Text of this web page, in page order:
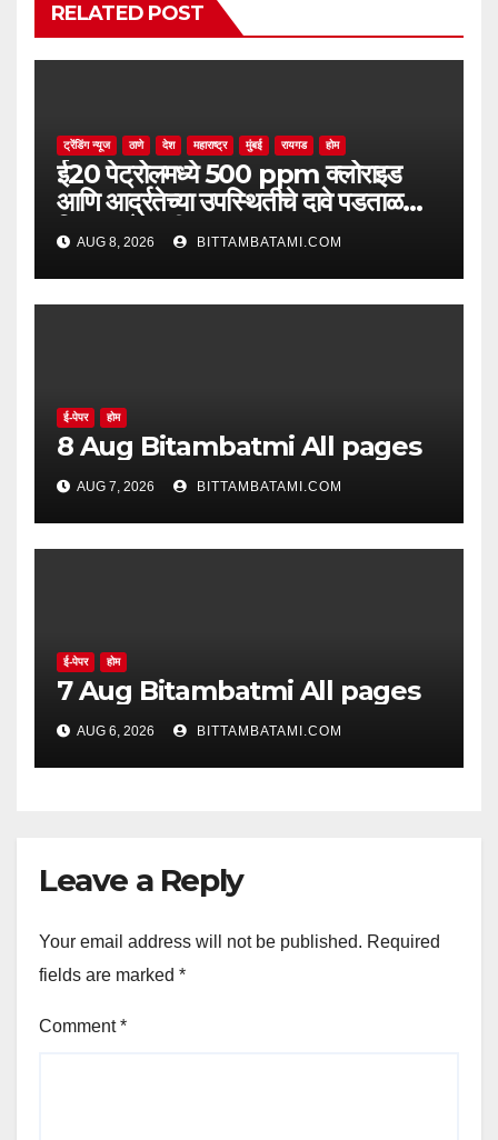
RELATED POST
ट्रेंडिंग न्यूज ठाणे देश महाराष्ट्र मुंबई रायगड होम
ई20 पेट्रोलमध्ये 500 ppm क्लोराइड
आणि आर्द्रतेच्या उपस्थितीचे दावे पडताळणीत
सिद्ध झाले नाहीत
AUG 8, 2026 BITTAMBATAMI.COM
ई-पेपर होम
8 Aug Bitambatmi All pages
AUG 7, 2026 BITTAMBATAMI.COM
ई-पेपर होम
7 Aug Bitambatmi All pages
AUG 6, 2026 BITTAMBATAMI.COM
Leave a Reply
Your email address will not be published. Required
fields are marked *
Comment*